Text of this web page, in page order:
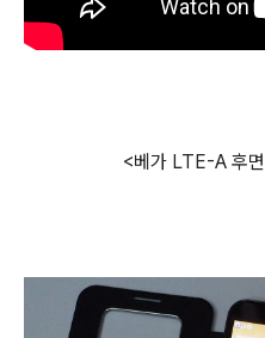
<베가 LTE-A 후